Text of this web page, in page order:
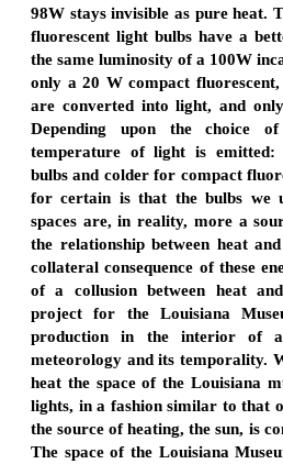
98W stays invisible as pure heat.
fluorescent light bulbs have a
the same luminosity of a 100W
only a 20 W compact
are converted into light, and
Depending upon the choice
temperature of light is emitted:
bulbs and colder for compact
for certain is that the bulbs we
spaces are, in reality, more a
the relationship between heat
collateral consequence of these
of a collusion between heat
project for the Louisiana
production in the interior of
meteorology and its temporality.
heat the space of the Louisiana
lights, in a fashion similar to that
the source of heating, the sun, is
The space of the Louisiana